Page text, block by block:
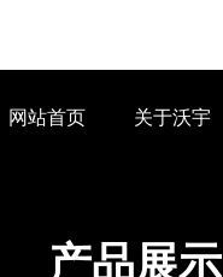
网站首页 关于沃宇
产品展示